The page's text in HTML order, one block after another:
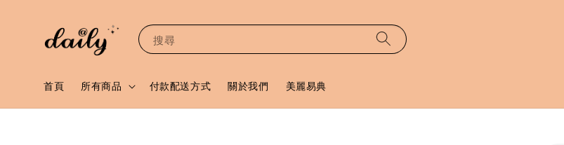
搜尋
首頁 所有商品 付款配送方式 關於我們 美麗易典